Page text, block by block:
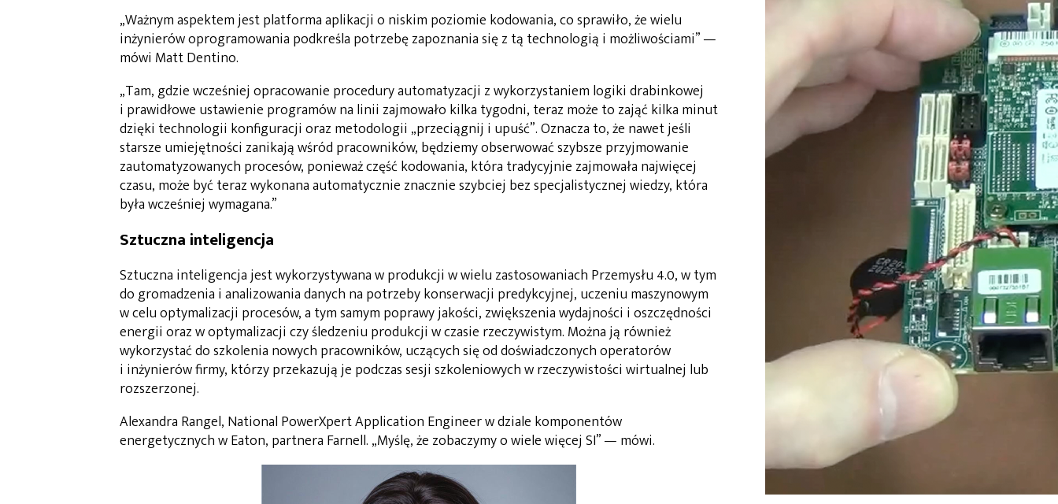
„Ważnym aspektem jest platforma aplikacji o niskim poziomie kodowania, co sprawiło, że wielu
inżynierów oprogramowania podkreśla potrzebę zapoznania się z tą technologią i możliwościami” —
mówi Matt Dentino.
„Tam, gdzie wcześniej opracowanie procedury automatyzacji z wykorzystaniem logiki drabinkowej
i prawidłowe ustawienie programów na linii zajmowało kilka tygodni, teraz może to zająć kilka minut
dzięki technologii konfiguracji oraz metodologii „przeciągnij i upuść”. Oznacza to, że nawet jeśli
starsze umiejętności zanikają wśród pracowników, będziemy obserwować szybsze przyjmowanie
zautomatyzowanych procesów, ponieważ część kodowania, która tradycyjnie zajmowała najwięcej
czasu, może być teraz wykonana automatycznie znacznie szybciej bez specjalistycznej wiedzy, która
była wcześniej wymagana.”
Sztuczna inteligencja
Sztuczna inteligencja jest wykorzystywana w produkcji w wielu zastosowaniach Przemysłu 4.0, w tym
do gromadzenia i analizowania danych na potrzeby konserwacji predykcyjnej, uczeniu maszynowym
w celu optymalizacji procesów, a tym samym poprawy jakości, zwiększenia wydajności i oszczędności
energii oraz w optymalizacji czy śledzeniu produkcji w czasie rzeczywistym. Można ją również
wykorzystać do szkolenia nowych pracowników, uczących się od doświadczonych operatorów
i inżynierów firmy, którzy przekazują je podczas sesji szkoleniowych w rzeczywistości wirtualnej lub
rozszerzonej.
Alexandra Rangel, National PowerXpert Application Engineer w dziale komponentów
energetycznych w Eaton, partnera Farnell. „Myślę, że zobaczymy o wiele więcej SI” — mówi.